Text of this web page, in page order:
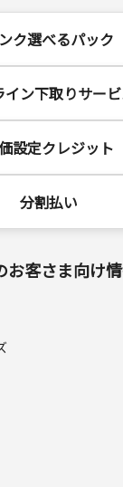
ク選べるパック
イン下取りサー
設定クレジット
分割払い
お客さま向け